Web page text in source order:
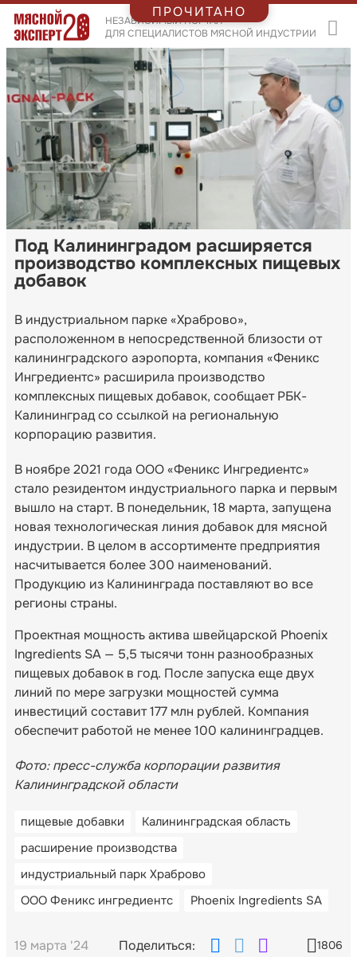
НЕЗАВИСИМЫЙ ПОРТАЛ
ДЛЯ СПЕЦИАЛИСТОВ МЯСНОЙ ИНДУСТРИИ
Под Калининградом расширяется
производство комплексных пищевых
добавок
В индустриальном парке «Храброво»,
расположенном в непосредственной близости от
калининградского аэропорта, компания «Феникс
Ингредиентс» расширила производство
комплексных пищевых добавок, сообщает РБК-
Калининград со ссылкой на региональную
корпорацию развития.
В ноябре 2021 года ООО «Феникс Ингредиентс»
стало резидентом индустриального парка и первым
вышло на старт. В понедельник, 18 марта, запущена
новая технологическая линия добавок для мясной
индустрии. В целом в ассортименте предприятия
насчитывается более 300 наименований.
Продукцию из Калининграда поставляют во все
регионы страны.
Проектная мощность актива швейцарской Phoenix
Ingredients SA — 5,5 тысячи тонн разнообразных
пищевых добавок в год. После запуска еще двух
линий по мере загрузки мощностей сумма
инвестиций составит 177 млн рублей. Компания
обеспечит работой не менее 100 калининградцев.
Фото: пресс-служба корпорации развития
Калининградской области
пищевые добавки
Калининградская область
расширение производства
индустриальный парк Храброво
ООО Феникс ингредиентс
Phoenix Ingredients SA
19 марта '24 Поделиться: 1806
ПРОЧИТАНО